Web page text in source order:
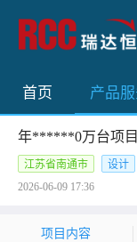
首页 产品
年******0万台项目
江苏省南通市
设计
2026-06-09 17:36
项目内容